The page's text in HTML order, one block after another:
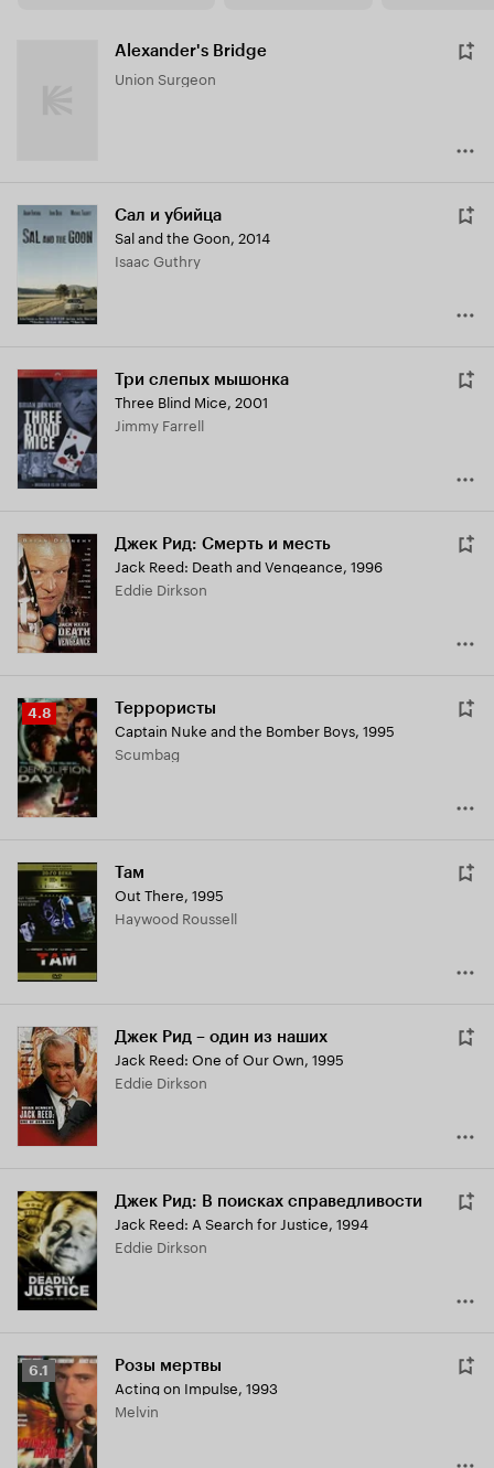
Alexander's Bridge
Union Surgeon
Сал и убийца
Sal and the Goon, 2014
Isaac Guthry
Три слепых мышонка
Three Blind Mice, 2001
Jimmy Farrell
Джек Рид: Смерть и месть
Jack Reed: Death and Vengeance, 1996
Eddie Dirkson
Рейтинг
Кинопоиска
4.8
4.8 Террористы
Captain Nuke and the Bomber Boys, 1995
Scumbag
Там
Out There, 1995
Haywood Roussell
Джек Рид – один из наших
Jack Reed: One of Our Own, 1995
Eddie Dirkson
Джек Рид: В поисках справедливости
Jack Reed: A Search for Justice, 1994
Eddie Dirkson
Рейтинг
Кинопоиска
6.1
6.1 Розы мертвы
Acting on Impulse, 1993
Melvin